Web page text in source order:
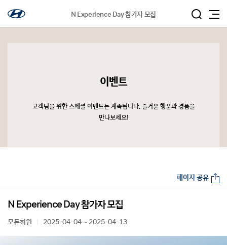
N Experience Day 참가자 모집
이벤트
고객님을 위한 스페셜 이벤트는 계속됩니다. 즐거운 행운과 경품을
만나보세요!
N Experience Day 참가자 모집
모든회원 2025-04-04 ~ 2025-04-13
페이지 공유